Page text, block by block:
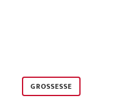
GROSSESSE